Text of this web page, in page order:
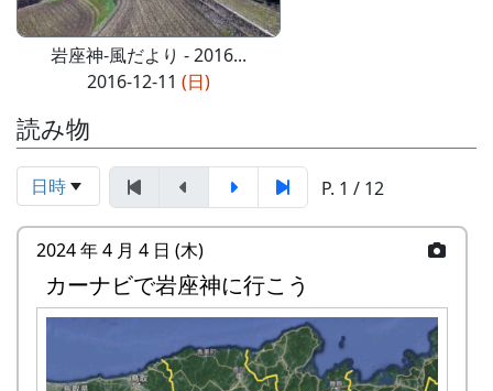
岩座神-風だより - 2016...
2016-12-11 (日)
読み物
日時 P. 1 / 12
2024 年 4 月 4 日 (木)
カーナビで岩座神に行こう